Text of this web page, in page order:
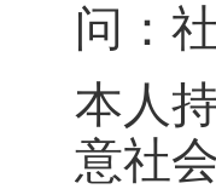
问：
本人
意社